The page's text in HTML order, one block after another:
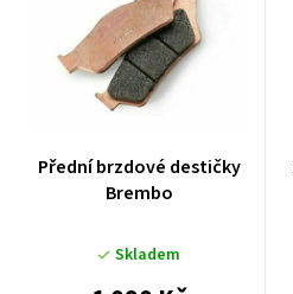
Přední brzdové destičky
Brembo
Skladem